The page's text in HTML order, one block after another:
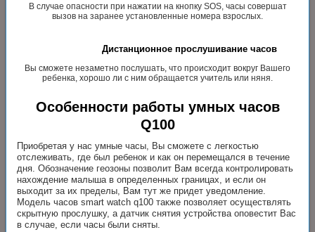
В случае опасности при нажатии на кнопку SOS, часы совершат
вызов на заранее установленные номера взрослых.
Дистанционное прослушивание часов
Вы сможете незаметно послушать, что происходит вокруг Вашего
ребенка, хорошо ли с ним обращается учитель или няня.
Особенности работы умных часов
Q100
Приобретая у нас умные часы, Вы сможете с легкостью
отслеживать, где был ребенок и как он перемещался в течение
дня. Обозначение геозоны позволит Вам всегда контролировать
нахождение малыша в определенных границах, и если он
выходит за их пределы, Вам тут же придет уведомление.
Модель часов smart watch q100 также позволяет осуществлять
скрытную прослушку, а датчик снятия устройства оповестит Вас
в случае, если часы были сняты.